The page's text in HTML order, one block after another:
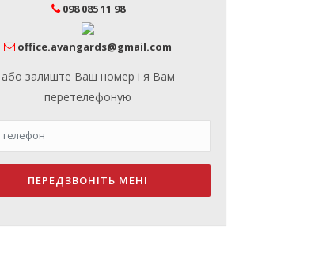
098 085 11 98
office.avangards@gmail.com
або залиште Ваш номер і я Вам
перетелефоную
ПЕРЕДЗВОНІТЬ МЕНІ